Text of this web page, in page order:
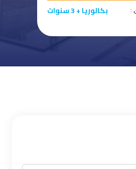
: بكالوريا + 3 سنوات